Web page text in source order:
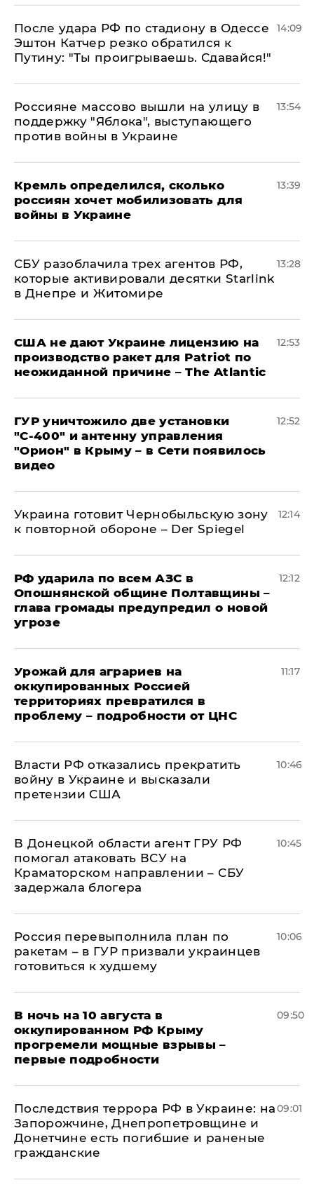
После удара РФ по стадиону в Одессе
Эштон Катчер резко обратился к
Путину: "Ты проигрываешь. Сдавайся!"
14:09
Россияне массово вышли на улицу в
поддержку "Яблока", выступающего
против войны в Украине
13:54
Кремль определился, сколько
россиян хочет мобилизовать для
войны в Украине
13:39
СБУ разоблачила трех агентов РФ,
которые активировали десятки Starlink
в Днепре и Житомире
13:28
США не дают Украине лицензию на
производство ракет для Patriot по
неожиданной причине – The Atlantic
12:53
ГУР уничтожило две установки
"С‑400" и антенну управления
"Орион" в Крыму – в Сети появилось
видео
12:52
Украина готовит Чернобыльскую зону
к повторной обороне – Der Spiegel
12:14
РФ ударила по всем АЗС в
Опошнянской общине Полтавщины –
глава громады предупредил о новой
угрозе
12:12
Урожай для аграриев на
оккупированных Россией
территориях превратился в
проблему – подробности от ЦНС
11:17
Власти РФ отказались прекратить
войну в Украине и высказали
претензии США
10:46
В Донецкой области агент ГРУ РФ
помогал атаковать ВСУ на
Краматорском направлении – СБУ
задержала блогера
10:45
Россия перевыполнила план по
ракетам – в ГУР призвали украинцев
готовиться к худшему
10:06
В ночь на 10 августа в
оккупированном РФ Крыму
прогремели мощные взрывы –
первые подробности
09:50
Последствия террора РФ в Украине: на
Запорожчине, Днепропетровщине и
Донетчине есть погибшие и раненые
гражданские
09:01